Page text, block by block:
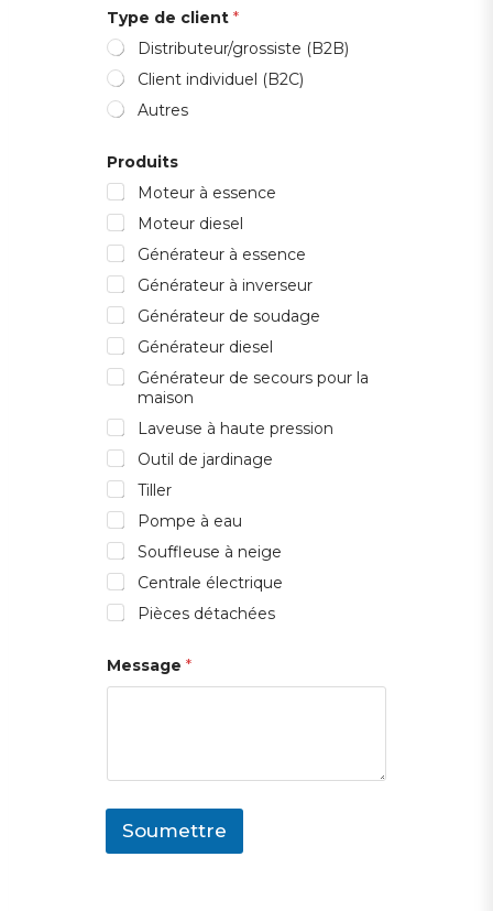
Type de client *
Distributeur/grossiste (B2B)
Client individuel (B2C)
Autres
l
e
c
t
o
n
i
q
e
l
'
n
r
e
p
r
i
s
e
T
Produits
Moteur à essence
Moteur diesel
Générateur à essence
Générateur à inverseur
Générateur de soudage
Générateur diesel
Générateur de secours pour la
maison
Laveuse à haute pression
Outil de jardinage
Tiller
Pompe à eau
Souffleuse à neige
Centrale électrique
Pièces détachées
Message *
Soumettre